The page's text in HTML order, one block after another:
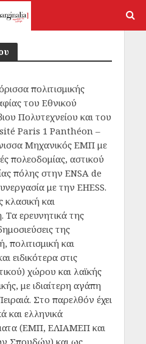
πολιτισμικής
του Εθνικού
Πολυτεχνείου και του
Paris 1 Panthéon –
Μηχανικός ΕΜΠ με
πολεοδομίας, αστικού
πόλης στην ENSA de
με την EHESS.
κλασική και
Τα ερευνητικά της
της
πολιτισμική και
ειδικότερα στις
χώρου και λαϊκής
με ιδιαίτερη αγάπη
Στο παρελθόν έχει
και ελληνικά
(ΕΜΠ, ΕΛΙΑΜΕΠ και
Σπουδών) και ως